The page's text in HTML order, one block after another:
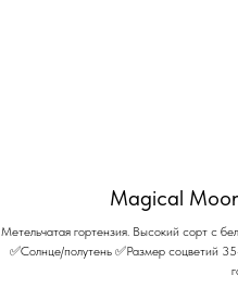
Magical
Метельчатая гортензия. Высокий сорт с
✅Солнце/полутень ✅Размер соцветий